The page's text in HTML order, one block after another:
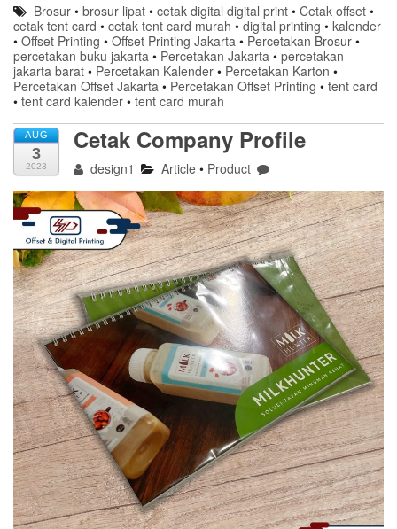
Brosur •brosur lipat •cetak digital digital print •Cetak offset •
cetak tent card • cetak tent card murah • digital printing • kalender
• Offset Printing • Offset Printing Jakarta • Percetakan Brosur •
percetakan buku jakarta • Percetakan Jakarta • percetakan
jakarta barat • Percetakan Kalender • Percetakan Karton •
Percetakan Offset Jakarta • Percetakan Offset Printing • tent card
• tent card kalender • tent card murah
AUG
3
2023
Cetak Company Profile
design1 Article • Product